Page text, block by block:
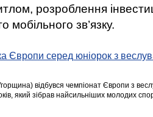
розроблення
мобільного зв’язку.
серед юніорок з
відбувся чемпіонат Європи з
який зібрав найсильніших молодих